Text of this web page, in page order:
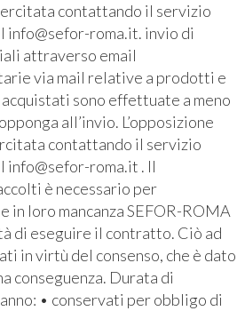
contattando il servizio
info@sefor-roma.it. invio di
attraverso email
via mail relative a prodotti e
sono effettuate a meno
all’invio. L’opposizione
contattando il servizio
info@sefor-roma.it . Il
è necessario per
in loro mancanza SEFOR-ROMA
di eseguire il contratto. Ciò ad
in virtù del consenso, che è dato
conseguenza. Durata di
• conservati per obbligo di